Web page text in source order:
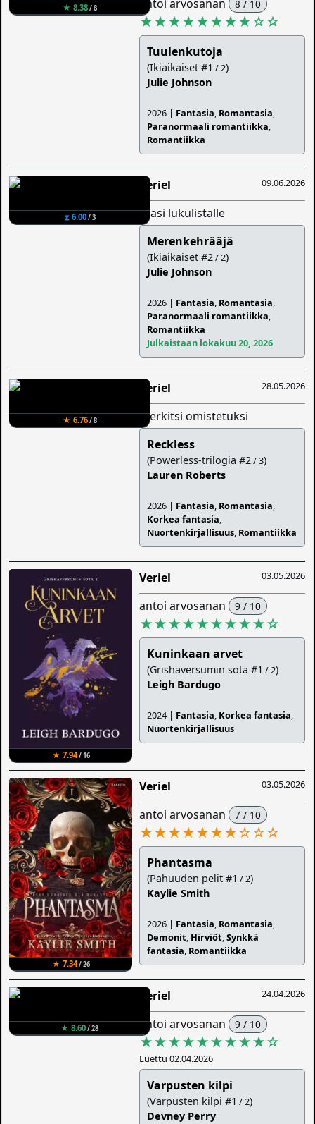
★ 8.38/ 8 antoi arvosanan 8 / 10
★★★★★★★★☆☆
Tuulenkutoja
(Ikiaikaiset #1 / 2)
Julie Johnson
2026 | Fantasia, Romantasia,
Paranormaali romantiikka,
Romantiikka
⧗ 6.00/ 3
09.06.2026
Veriel
lisäsi lukulistalle
Merenkehrääjä
(Ikiaikaiset #2/ 2)
Julie Johnson
2026 | Fantasia, Romantasia,
Paranormaali romantiikka,
Romantiikka
Julkaistaan lokakuu 20, 2026
★ 6.76/ 8
28.05.2026
Veriel
merkitsi omistetuksi
Reckless
(Powerless-trilogia #2/ 3)
Lauren Roberts
2026 | Fantasia, Romantasia,
Korkea fantasia,
Nuortenkirjallisuus, Romantiikka
★ 7.94/ 16
03.05.2026
Veriel
antoi arvosanan 9 / 10
★★★★★★★★★☆
Kuninkaan arvet
(Grishaversumin sota #1 / 2)
Leigh Bardugo
2024 | Fantasia, Korkea fantasia,
Nuortenkirjallisuus
★ 7.34/ 26
03.05.2026
Veriel
antoi arvosanan 7 / 10
★★★★★★★☆☆☆
Phantasma
(Pahuuden pelit #1 / 2)
Kaylie Smith
2026 | Fantasia, Romantasia,
Demonit, Hirviöt,Synkkä
fantasia, Romantiikka
★ 8.60/ 28
24.04.2026
Veriel
antoi arvosanan 9 / 10
★★★★★★★★★☆
Luettu 02.04.2026
Varpusten kilpi
(Varpusten kilpi #1 / 2)
Devney Perry